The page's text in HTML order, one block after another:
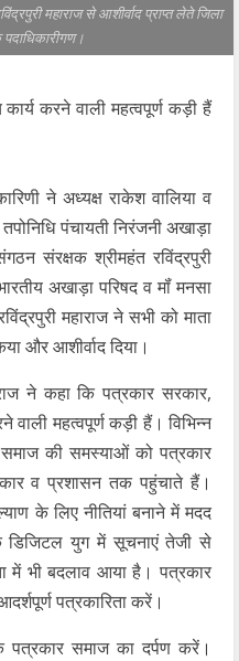
महाराज से आशीर्वाद प्राप्त लेते जिला
पदाधिकारीगण।
करने वाली महत्वपूर्ण कड़ी हैं
ने अध्यक्ष राकेश वालिया व
पंचायती निरंजनी अखाड़ा
संरक्षक श्रीमहंत रविंद्रपुरी
अखाड़ा परिषद व मॉं मनसा
महाराज ने सभी को माता
और आशीर्वाद दिया।
ने कहा कि पत्रकार सरकार,
महत्वपूर्ण कड़ी हैं। विभिन्न
समाज की समस्याओं को पत्रकार
व प्रशासन तक पहुंचाते हैं।
के लिए नीतियां बनाने में मदद
युग में सूचनाएं तेजी से
में भी बदलाव आया है। पत्रकार
पत्रकारिता करें।
पत्रकार समाज का दर्पण करें।